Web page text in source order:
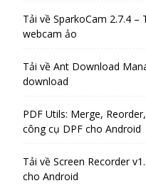
Tải về SparkoCam 2.7.4
webcam ảo
Tải về Ant Download
download
PDF Utils: Merge,
công cụ DPF cho Android
Tải về Screen Recorder
cho Android